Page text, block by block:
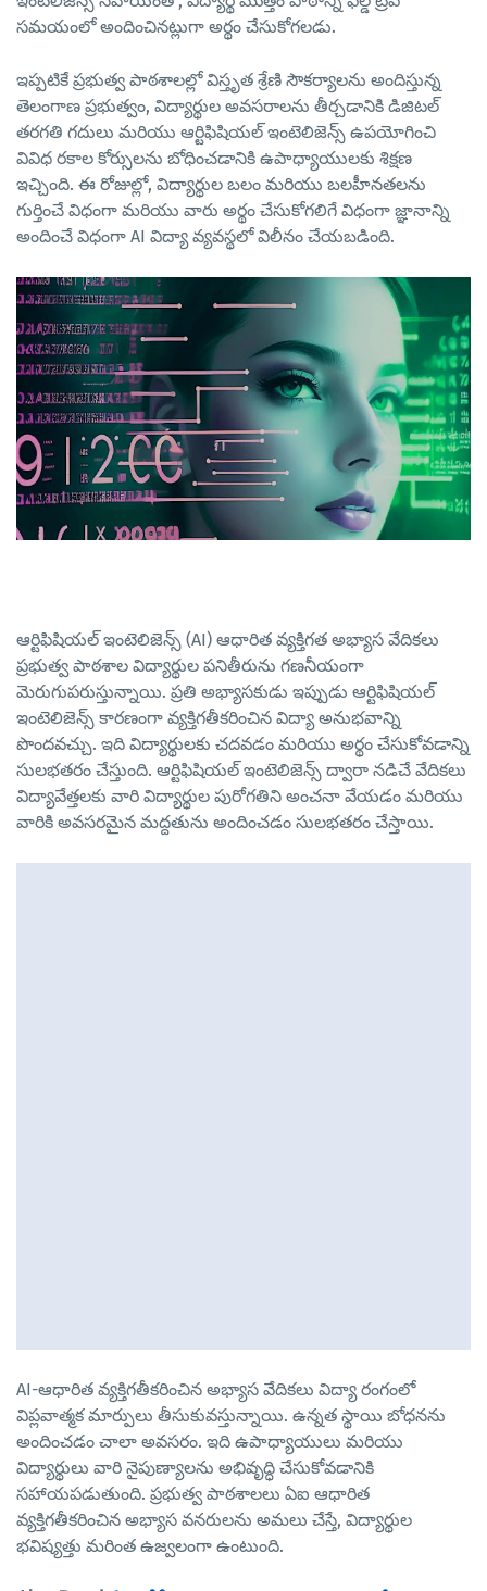
సమయంలో అందించినట్లుగా అర్థం చేసుకోగలడు.
ఇప్పటికే ప్రభుత్వ పాఠశాలల్లో విస్తృత శ్రేణి సౌకర్యాలను అందిస్తున్న
తెలంగాణ ప్రభుత్వం, విద్యార్థుల అవసరాలను తీర్చడానికి డిజిటల్
తరగతి గదులు మరియు ఆర్టిఫిషియల్ ఇంటెలిజెన్స్ ఉపయోగించి
వివిధ రకాల కోర్సులను బోధించడానికి ఉపాధ్యాయులకు శిక్షణ
ఇచ్చింది. ఈ రోజుల్లో, విద్యార్థుల బలం మరియు బలహీనతలను
గుర్తించే విధంగా మరియు వారు అర్థం చేసుకోగలిగే విధంగా జ్ఞానాన్ని
అందించే విధంగా AI విద్యా వ్యవస్థలో విలీనం చేయబడింది.
ఆర్టిఫిషియల్ ఇంటెలిజెన్స్ (AI) ఆధారిత వ్యక్తిగత అభ్యాస వేదికలు
ప్రభుత్వ పాఠశాల విద్యార్థుల పనితీరును గణనీయంగా
మెరుగుపరుస్తున్నాయి. ప్రతి అభ్యాసకుడు ఇప్పుడు ఆర్టిఫిషియల్
ఇంటెలిజెన్స్ కారణంగా వ్యక్తిగతీకరించిన విద్యా అనుభవాన్ని
పొందవచ్చు. ఇది విద్యార్థులకు చదవడం మరియు అర్థం చేసుకోవడాన్ని
సులభతరం చేస్తుంది. ఆర్టిఫిషియల్ ఇంటెలిజెన్స్ ద్వారా నడిచే వేదికలు
విద్యావేత్తలకు వారి విద్యార్థుల పురోగతిని అంచనా వేయడం మరియు
వారికి అవసరమైన మద్దతును అందించడం సులభతరం చేస్తాయి.
AI-ఆధారిత వ్యక్తిగతీకరించిన అభ్యాస వేదికలు విద్యా రంగంలో
విప్లవాత్మక మార్పులు తీసుకువస్తున్నాయి. ఉన్నత స్థాయి బోధనను
అందించడం చాలా అవసరం. ఇది ఉపాధ్యాయులు మరియు
విద్యార్థులు వారి నైపుణ్యాలను అభివృద్ధి చేసుకోవడానికి
సహాయపడుతుంది. ప్రభుత్వ పాఠశాలలు ఏఐ ఆధారిత
వ్యక్తిగతీకరించిన అభ్యాస వనరులను అమలు చేస్తే, విద్యార్థుల
భవిష్యత్తు మరింత ఉజ్వలంగా ఉంటుంది.